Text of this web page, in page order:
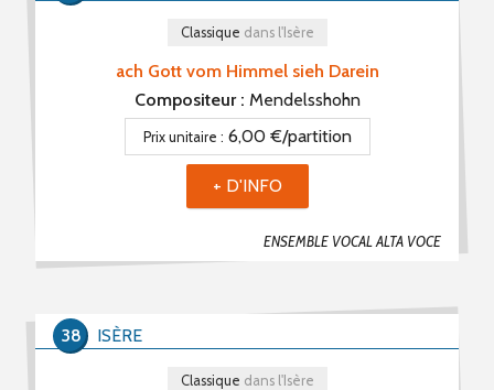
Comédie Musicale (0)
Plusieurs mots clé possibles
ach Gott vom Himmel sieh Darein
ENSEMBLE VOCAL ALTA VOCE
Classique dans l'Isère
Compositeur : Mendelsshohn
Prix unitaire : 6,00 €/partition
+ D'INFO
Classique dans l'Isère
ISÈRE
38